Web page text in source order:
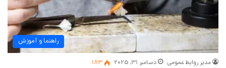
راهنما و آموزش
مدیر روابط عمومی دسامبر 31, 2025 183